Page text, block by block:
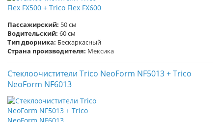
Пассажирский: 50 см
Водительский: 60 см
Тип дворника: Бескаркасный
Страна производителя: Мексика
Стеклоочистители Trico NeoForm NF5013 + Trico
NeoForm NF6013